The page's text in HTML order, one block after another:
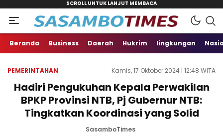
Beranda Business Daerah Hukrim lingkungan
PEMERINTAHAN Kamis, 17 Oktober 2024 | 12:48 WITA
Hadiri Pengukuhan Kepala Perwakilan
BPKP Provinsi NTB, Pj Gubernur NTB:
Tingkatkan Koordinasi yang Solid
SasamboTimes